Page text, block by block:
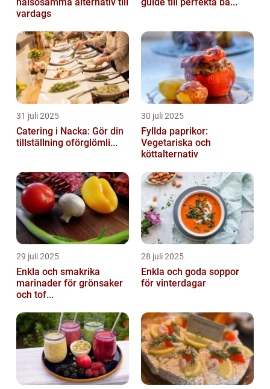
vardags
31 juli 2025
Catering i Nacka: Gör din
tillställning oförglömli...
30 juli 2025
Fyllda paprikor:
Vegetariska och
köttalternativ
29 juli 2025
Enkla och smakrika
marinader för grönsaker
och tof...
28 juli 2025
Enkla och goda soppor
för vinterdagar